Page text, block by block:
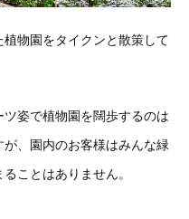
物園をタイクンと散策して
姿で植物園を闊歩するのは
、園内のお客様はみんな緑
ことはありません。